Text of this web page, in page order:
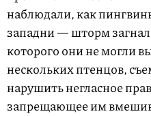
наблюдали, как
западни — шторм загнал
которого они не могли
нескольких птенцов,
нарушить негласное
запрещающее им